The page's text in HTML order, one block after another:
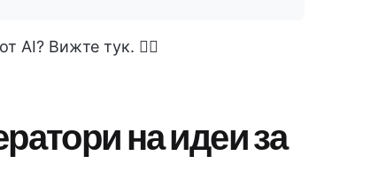
AI? Вижте тук. 👇🏼
на идеи за